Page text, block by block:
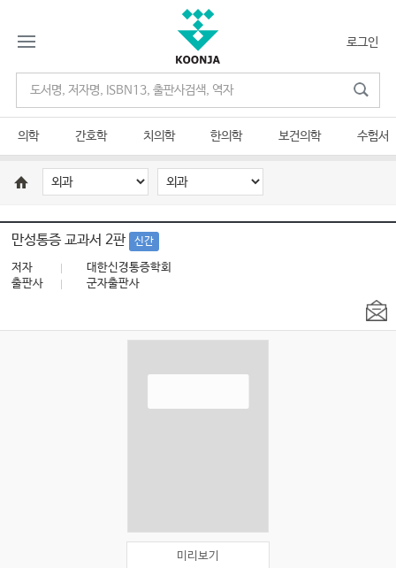
로그인
의학 간호학 치의학 한의학 보건의학 수험서
만성통증 교과서 2판 신간
저자
대한신경통증학회
출판사
군자출판사
미리보기